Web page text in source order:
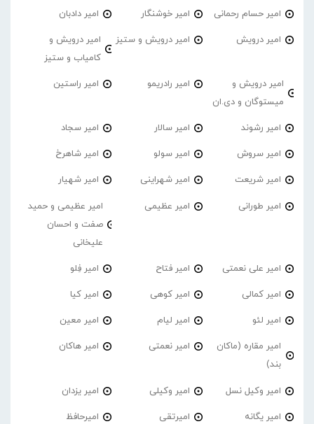
امیر حسام رحمانی امیر خوشنگار امیر دادبان
امیر درویش امیر درویش و ستیز
امیر درویش و
کامیاب و ستیز
امیر درویش و
میستوگان و دی.ان
امیر رادریمو امیر راستین
امیر رشوند امیر سالار امیر سجاد
امیر سروش امیر سولو امیر شاهرخ
امیر شریعت امیر شهراینی امیر شهیار
امیر طورانی امیر عظیمی
امیر عظیمی و حمید
صفت و احسان
علیخانی
امیر علی نعمتی امیر فتاح امیر فِلو
امیر کمالی امیر کوهی امیر کیا
امیر لئو امیر لیام امیر معین
امیر مقاره (ماکان
بند)
امیر نعمتی امیر هاکان
امیر وکیل نسل امیر وکیلی امیر یزدان
امیر یگانه امیرتقی امیرحافظ